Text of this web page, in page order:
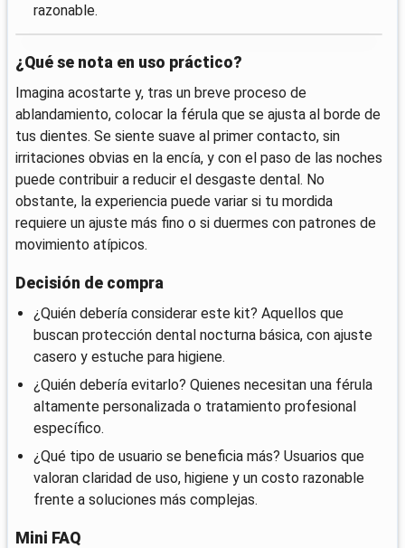
razonable.
¿Qué se nota en uso práctico?
Imagina acostarte y, tras un breve proceso de
ablandamiento, colocar la férula que se ajusta al borde de
tus dientes. Se siente suave al primer contacto, sin
irritaciones obvias en la encía, y con el paso de las noches
puede contribuir a reducir el desgaste dental. No
obstante, la experiencia puede variar si tu mordida
requiere un ajuste más fino o si duermes con patrones de
movimiento atípicos.
Decisión de compra
¿Quién debería considerar este kit? Aquellos que
buscan protección dental nocturna básica, con ajuste
casero y estuche para higiene.
¿Quién debería evitarlo? Quienes necesitan una férula
altamente personalizada o tratamiento profesional
específico.
¿Qué tipo de usuario se beneficia más? Usuarios que
valoran claridad de uso, higiene y un costo razonable
frente a soluciones más complejas.
Mini FAQ